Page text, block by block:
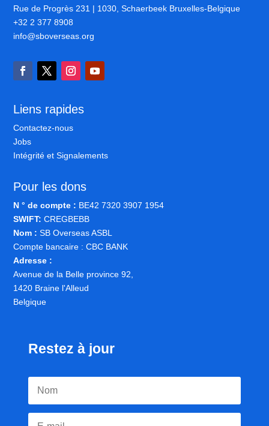
Rue de Progrès 231 | 1030, Schaerbeek Bruxelles-Belgique
+32 2 377 8908
info@sboverseas.org
Liens rapides
Contactez-nous
Jobs
Intégrité et Signalements
Pour les dons
N ° de compte : BE42 7320 3907 1954
SWIFT: CREGBEBB
Nom : SB Overseas ASBL
Compte bancaire : CBC BANK
Adresse :
Avenue de la Belle province 92,
1420 Braine l'Alleud
Belgique
Restez à jour